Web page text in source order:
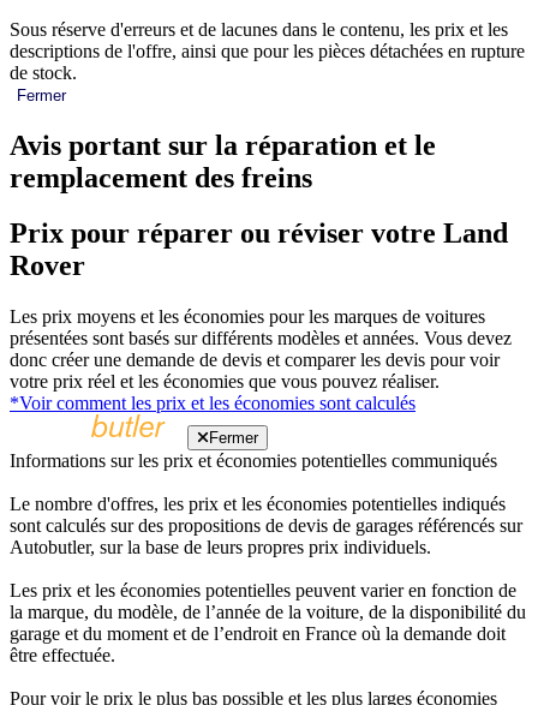
Sous réserve d'erreurs et de lacunes dans le contenu, les prix et les
descriptions de l'offre, ainsi que pour les pièces détachées en rupture
de stock.
Fermer
Avis portant sur la réparation et le
remplacement des freins
Prix pour réparer ou réviser votre Land
Rover
Les prix moyens et les économies pour les marques de voitures
présentées sont basés sur différents modèles et années. Vous devez
donc créer une demande de devis et comparer les devis pour voir
votre prix réel et les économies que vous pouvez réaliser.
*Voir comment les prix et les économies sont calculés
Fermer
Informations sur les prix et économies potentielles communiqués
Le nombre d'offres, les prix et les économies potentielles indiqués
sont calculés sur des propositions de devis de garages référencés sur
Autobutler, sur la base de leurs propres prix individuels.
Les prix et les économies potentielles peuvent varier en fonction de
la marque, du modèle, de l’année de la voiture, de la disponibilité du
garage et du moment et de l’endroit en France où la demande doit
être effectuée.
Pour voir le prix le plus bas possible et les plus larges économies